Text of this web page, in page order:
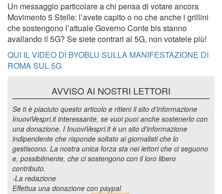
Un messaggio particolare a chi pensa di votare ancora
Movimento 5 Stelle: l’avete capito o no che anche i grillini
che sostengono l’attuale Governo Conte bis stanno
avallando il 5G? Se siete contrari al 5G, non votatele più!
QUI IL VIDEO DI BYOBLU SULLA MANIFESTAZIONE DI
ROMA SUL 5G
AVVISO AI NOSTRI LETTORI
Se ti è piaciuto questo articolo e ritieni il sito d'informazione
InuoviVespri.it interessante, se vuoi puoi anche sostenerlo con
una donazione. I InuoviVespri.it è un sito d'informazione
indipendente che risponde soltato ai giornalisti che lo
gestiscono. La nostra unica forza sta nei lettori che ci seguono
e, possibilmente, che ci sostengono con il loro libero
contributo.
-La redazione
Effettua una donazione con paypal